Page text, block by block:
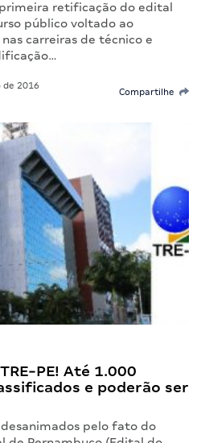
retificação do edital
público voltado ao
carreiras de técnico e
de 2016
Compartilhe
PE! Até 1.000
e poderão ser
pelo fato do